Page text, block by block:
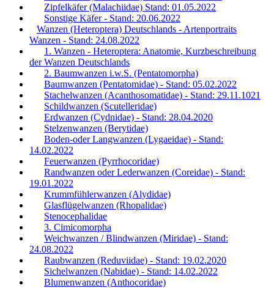
Zipfelkäfer (Malachiidae) Stand: 01.05.2022
Sonstige Käfer - Stand: 20.06.2022
Wanzen (Heteroptera) Deutschlands - Artenportraits
Wanzen - Stand: 24.08.2022
1. Wanzen - Heteroptera: Anatomie, Kurzbeschreibung
der Wanzen Deutschlands
2. Baumwanzen i.w.S. (Pentatomorpha)
Baumwanzen (Pentatomidae) - Stand: 05.02.2022
Stachelwanzen (Acanthosomatidae) - Stand: 29.11.1021
Schildwanzen (Scutelleridae)
Erdwanzen (Cydnidae) - Stand: 28.04.2020
Stelzenwanzen (Berytidae)
Boden-oder Langwanzen (Lygaeidae) - Stand:
14.02.2022
Feuerwanzen (Pyrrhocoridae)
Randwanzen oder Lederwanzen (Coreidae) - Stand:
19.01.2022
Krummfühlerwanzen (Alydidae)
Glasflügelwanzen (Rhopalidae)
Stenocephalidae
3. Cimicomorpha
Weichwanzen / Blindwanzen (Miridae) - Stand:
24.08.2022
Raubwanzen (Reduviidae) - Stand: 19.02.2020
Sichelwanzen (Nabidae) - Stand: 14.02.2022
Blumenwanzen (Anthocoridae)